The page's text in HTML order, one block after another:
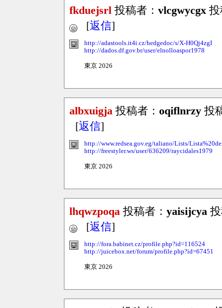
fkduejsrl 投稿者： vlcgwycgx 投
[返信]
http://adastools.it4i.cz/hedgedoc/s/X-H0Qj4zgI
http://dados.df.gov.br/user/elnolloaspor1978
東京 2026
albxuigja 投稿者： oqiflnrzy 投
[返信]
http://www.redsea.gov.eg/taliano/Lists/
http://freestyler.ws/user/636209/raycidales1979
東京 2026
lhqwzpoqa 投稿者： yaisijcya
[返信]
http://fora.babinet.cz/profile.php?id=116524
http://juicebox.net/forum/profile.php?id=67451
東京 2026